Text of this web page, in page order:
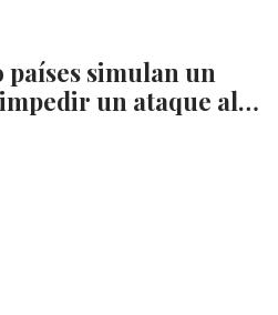
países simulan un
un ataque al…